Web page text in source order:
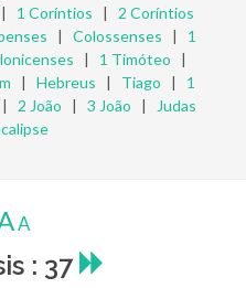
| 1 Coríntios | 2 Coríntios
| Colossenses | 1
| 1 Timóteo |
| Hebreus | Tiago | 1
| 2 João | 3 João |
Judas
A
: 37